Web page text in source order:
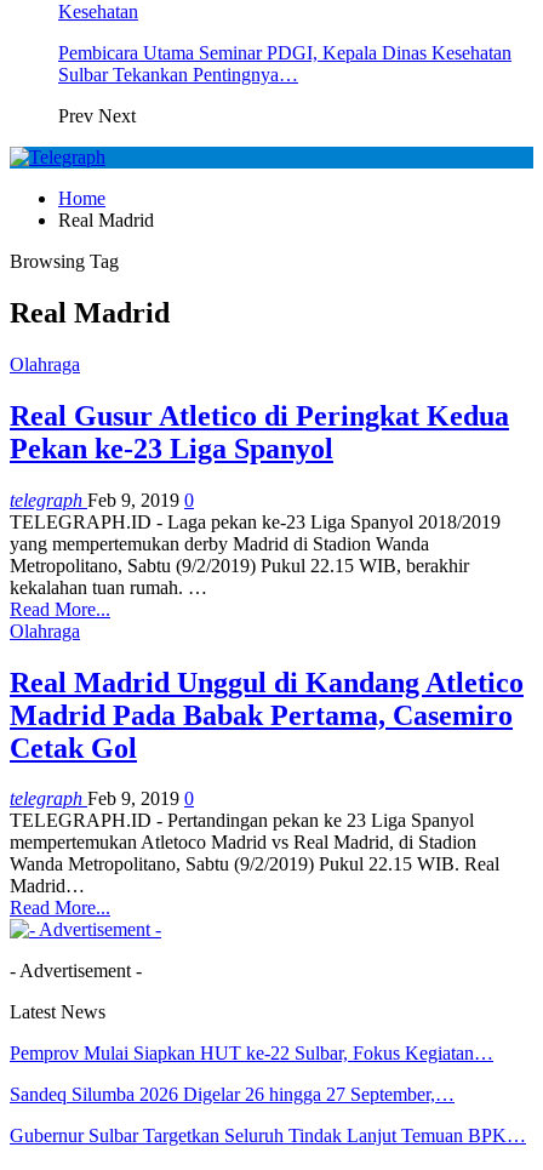
Kesehatan
Pembicara Utama Seminar PDGI, Kepala Dinas Kesehatan
Sulbar Tekankan Pentingnya…
Prev Next
Home
Real Madrid
Browsing Tag
Real Madrid
Olahraga
Real Gusur Atletico di Peringkat Kedua
Pekan ke-23 Liga Spanyol
telegraph Feb 9, 2019 0
TELEGRAPH.ID - Laga pekan ke-23 Liga Spanyol 2018/2019
yang mempertemukan derby Madrid di Stadion Wanda
Metropolitano, Sabtu (9/2/2019) Pukul 22.15 WIB, berakhir
kekalahan tuan rumah. …
Read More...
Olahraga
Real Madrid Unggul di Kandang Atletico
Madrid Pada Babak Pertama, Casemiro
Cetak Gol
telegraph Feb 9, 2019 0
TELEGRAPH.ID - Pertandingan pekan ke 23 Liga Spanyol
mempertemukan Atletoco Madrid vs Real Madrid, di Stadion
Wanda Metropolitano, Sabtu (9/2/2019) Pukul 22.15 WIB. Real
Madrid…
Read More...
- Advertisement -
Latest News
Pemprov Mulai Siapkan HUT ke-22 Sulbar, Fokus Kegiatan…
Sandeq Silumba 2026 Digelar 26 hingga 27 September,…
Gubernur Sulbar Targetkan Seluruh Tindak Lanjut Temuan BPK…